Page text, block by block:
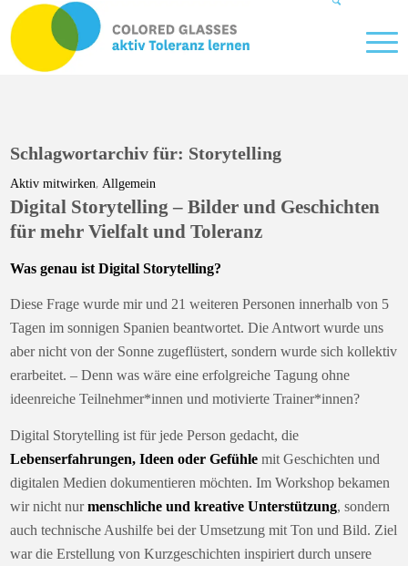
Schlagwortarchiv für: Storytelling
Aktiv mitwirken,Allgemein
Digital Storytelling – Bilder und Geschichten
für mehr Vielfalt und Toleranz
Was genau ist Digital Storytelling?
Diese Frage wurde mir und 21 weiteren Personen innerhalb von 5
Tagen im sonnigen Spanien beantwortet. Die Antwort wurde uns
aber nicht von der Sonne zugeflüstert, sondern wurde sich kollektiv
erarbeitet. – Denn was wäre eine erfolgreiche Tagung ohne
ideenreiche Teilnehmer*innen und motivierte Trainer*innen?
Digital Storytelling ist für jede Person gedacht, die
Lebenserfahrungen, Ideen oder Gefühle mit Geschichten und
digitalen Medien dokumentieren möchten. Im Workshop bekamen
wir nicht nurmenschliche und kreative Unterstützung, sondern
auch technische Aushilfe bei der Umsetzung mit Ton und Bild. Ziel
war die Erstellung von Kurzgeschichten inspiriert durch unsere